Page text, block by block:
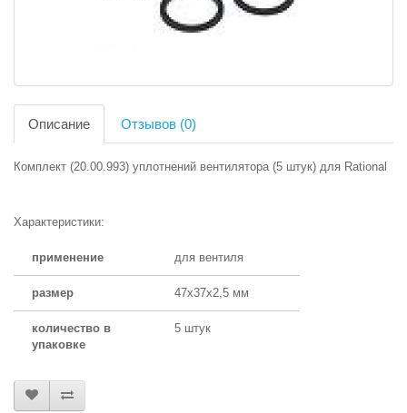
Описание Отзывов (0)
Комплект (20.00.993) уплотнений вентилятора (5 штук) для Rational
Характеристики:
применение для вентиля
размер 47x37x2,5 мм
количество в
упаковке
5 штук